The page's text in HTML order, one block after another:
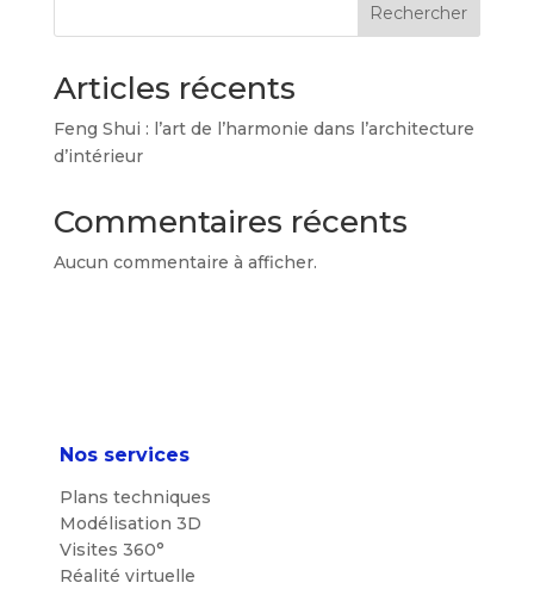
Rechercher
Articles récents
Feng Shui : l’art de l’harmonie dans l’architecture
d’intérieur
Commentaires récents
Aucun commentaire à afficher.
Nos services
Plans techniques
Modélisation 3D
Visites 360°
Réalité virtuelle